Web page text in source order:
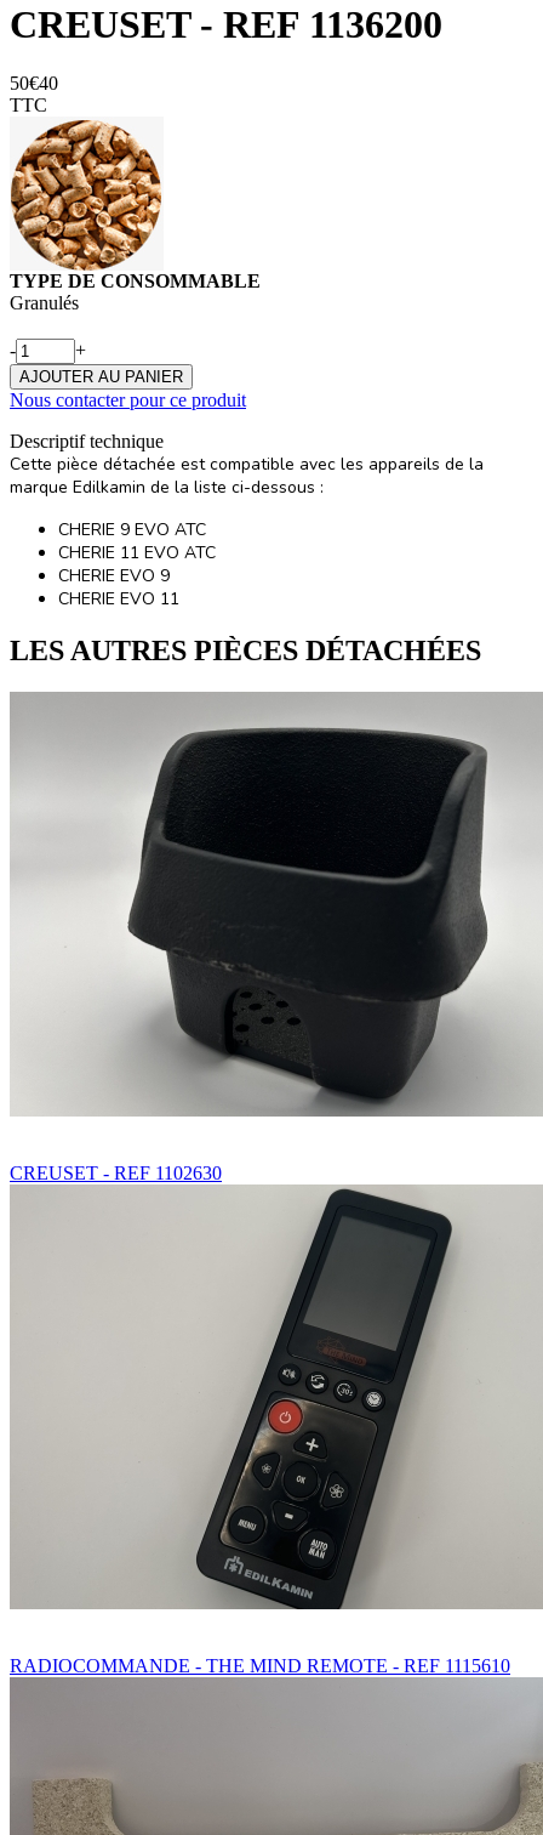
CREUSET - REF 1136200
50€40
TTC
TYPE DE CONSOMMABLE
Granulés
- +
AJOUTER AU PANIER
Nous contacter pour ce produit
Descriptif technique
Cette pièce détachée est compatible avec les appareils de la
marque Edilkamin de la liste ci-dessous :
CHERIE 9 EVO ATC
CHERIE 11 EVO ATC
CHERIE EVO 9
CHERIE EVO 11
LES AUTRES PIÈCES DÉTACHÉES
CREUSET - REF 1102630
RADIOCOMMANDE - THE MIND REMOTE - REF 1115610